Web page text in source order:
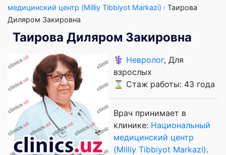
медицинский центр (Milliy Tibbiyot Markazi)
Таирова
Диляром Закировна
Таирова Диляром Закировна
⚕️ Невролог, Для
взрослых
⌛ Стаж работы: 43 года
Врач принимает в
клинике: Национальный
медицинский центр
(Milliy Tibbiyot Markazi).